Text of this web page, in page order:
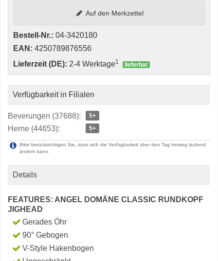
Auf den Merkzettel
Bestell-Nr.: 04-3420180
EAN: 4250789876556
Lieferzeit (DE): 2-4 Werktage1 lieferbar
Verfügbarkeit in Filialen
Beverungen (37688): 5+
Herne (44653): 5+
Bitte berücksichtigen Sie, dass sich die Verfügbarkeit über den Tag hinweg laufend
ändern kann.
Details
FEATURES: ANGEL DOMÄNE CLASSIC RUNDKOPF
JIGHEAD
Gerades Öhr
90° Gebogen
V-Style Hakenbogen